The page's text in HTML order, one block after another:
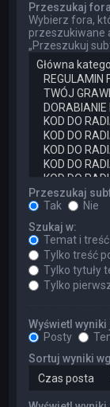
Przeszukaj
Wybierz fora,
przeszukiwane
„Przeszukuj
Przeszukaj
Tak
Nie
Szukaj w:
Temat i
Tylko treść
Tylko tytuły
Tylko
Wyświetl wyniki
Posty
Sortuj wyniki